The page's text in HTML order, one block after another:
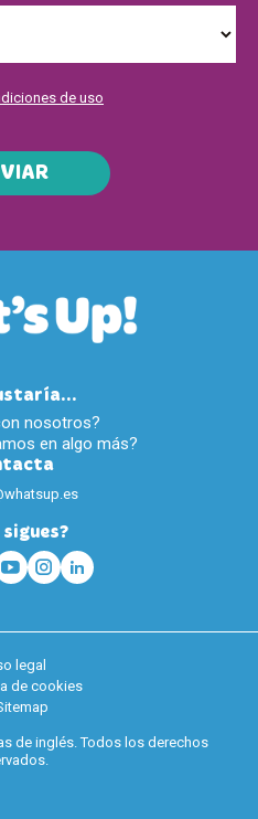
de uso
nosotros?
en algo más?
sigues?
legal
de cookies
de inglés. Todos los derechos